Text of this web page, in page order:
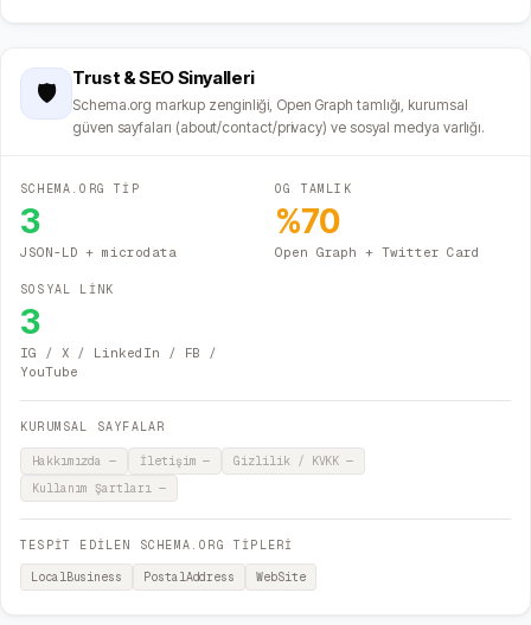
🛡️
Trust & SEO Sinyalleri
Schema.org markup zenginliği, Open Graph tamlığı, kurumsal
güven sayfaları (about/contact/privacy) ve sosyal medya varlığı.
SCHEMA.ORG TİP
3
JSON-LD + microdata
OG TAMLIK
%70
Open Graph + Twitter Card
SOSYAL LİNK
3
IG / X / LinkedIn / FB /
YouTube
KURUMSAL SAYFALAR
Hakkımızda — İletişim — Gizlilik / KVKK —
Kullanım Şartları —
TESPİT EDİLEN SCHEMA.ORG TİPLERİ
LocalBusiness PostalAddress WebSite